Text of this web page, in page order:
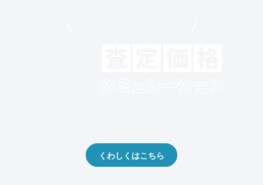
くわしくはこちら